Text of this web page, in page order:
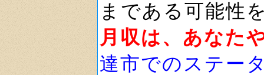
まである可能性
月収は、あなた
達市でのステー